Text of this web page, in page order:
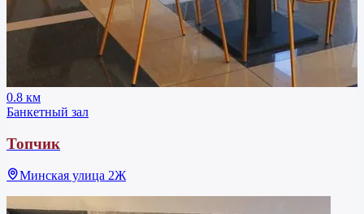
0.8 км
Банкетный зал
Топчик
Минская улица 2Ж